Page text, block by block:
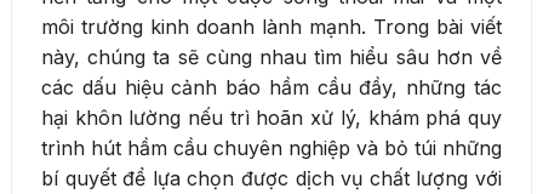
môi trường kinh doanh lành mạnh. Trong bài viết
này, chúng ta sẽ cùng nhau tìm hiểu sâu hơn về
các dấu hiệu cảnh báo hầm cầu đầy, những tác
hại khôn lường nếu trì hoãn xử lý, khám phá quy
trình hút hầm cầu chuyên nghiệp và bỏ túi những
bí quyết để lựa chọn được dịch vụ chất lượng với